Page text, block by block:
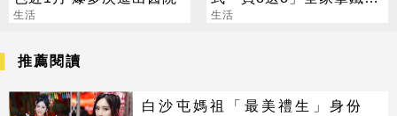
生活
杯85元
生活
推薦閱讀
白沙屯媽祖「最美禮生」身份